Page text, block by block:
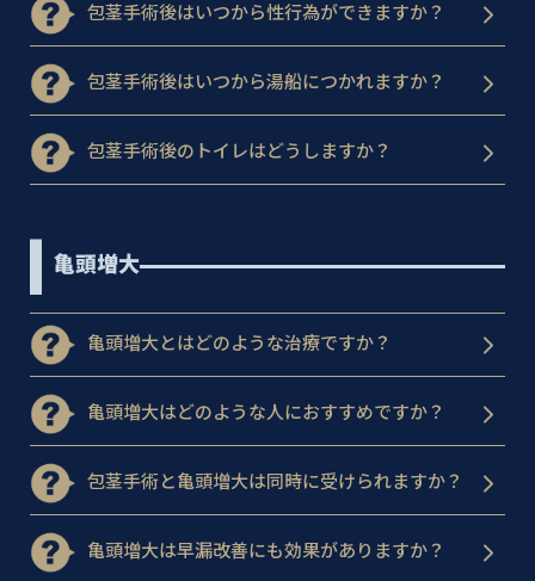
包茎手術後はいつから性行為ができますか？
包茎手術後はいつから湯船につかれますか？
包茎手術後のトイレはどうしますか？
亀頭増大
亀頭増大とはどのような治療ですか？
亀頭増大はどのような人におすすめですか？
包茎手術と亀頭増大は同時に受けられますか？
亀頭増大は早漏改善にも効果がありますか？